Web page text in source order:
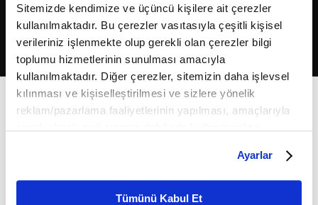
Sitemizde kendimize ve üçüncü kişilere ait çerezler
kullanılmaktadır. Bu çerezler vasıtasıyla çeşitli kişisel
verileriniz işlenmekte olup gerekli olan çerezler bilgi
toplumu hizmetlerinin sunulması amacıyla
kullanılmaktadır. Diğer çerezler, sitemizin daha işlevsel
kılınması ve kişiselleştirilmesi ve sizlere yönelik
reklam/pazarlama faaliyetlerinin yapılması, amaçlarıyla
belirleyebilirsiniz. Çerezlere ilişkin detaylı bilgi için
Ayarlar butonuna tıklayabilir,Çerez Bilgilendirme
Metnimizi ziyaret edebilirsiniz.
Ayarlar
Tümünü Kabul Et
2026Fikriyat. Tüm hakları saklıdır.